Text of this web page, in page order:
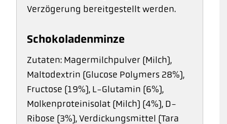
Verzögerung bereitgestellt werden.
Schokoladenminze
Zutaten: Magermilchpulver (Milch),
Maltodextrin (Glucose Polymers 28%),
Fructose (19%), L-Glutamin (6%),
Molkenproteinisolat (Milch) (4%), D-
Ribose (3%), Verdickungsmittel (Tara